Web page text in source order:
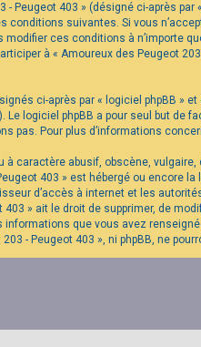
- Peugeot 403 » (désigné ci-après
conditions suivantes. Si vous
modifier ces conditions à
à « Amoureux des Peugeot
ci-après par « logiciel phpBB
Le logiciel phpBB a pour seul but de
pas. Pour plus d’informations
à caractère abusif, obscène,
403 » est hébergé ou
d’accès à internet et les
403 » ait le droit de supprimer, de
informations que vous avez
- Peugeot 403 », ni phpBB, ne